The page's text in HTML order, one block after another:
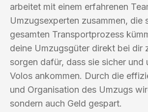
arbeitet mit einem erfahrenen
Umzugsexperten zusammen, die
gesamten Transportprozess
deine Umzugsgüter direkt bei dir
sorgen dafür, dass sie sicher und
Volos ankommen. Durch die
und Organisation des Umzugs
sondern auch Geld gespart.